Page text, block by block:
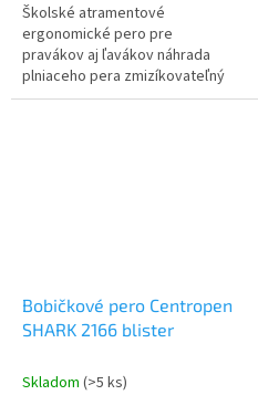
Školské atramentové
ergonomické pero pre
pravákov aj ľavákov náhrada
plniaceho pera zmizíkovateľný
atrament obsah atramentu
Bobičkové pero Centropen
SHARK 2166 blister
Skladom (>5 ks)